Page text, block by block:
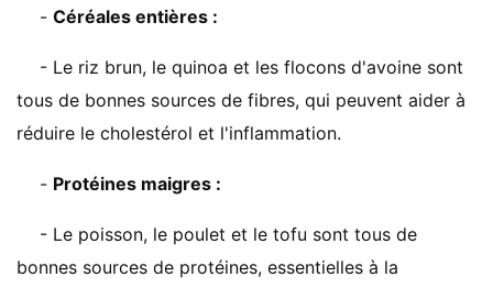
- Céréales entières :
- Le riz brun, le quinoa et les flocons d'avoine sont
tous de bonnes sources de fibres, qui peuvent aider à
réduire le cholestérol et l'inflammation.
- Protéines maigres :
- Le poisson, le poulet et le tofu sont tous de
bonnes sources de protéines, essentielles à la